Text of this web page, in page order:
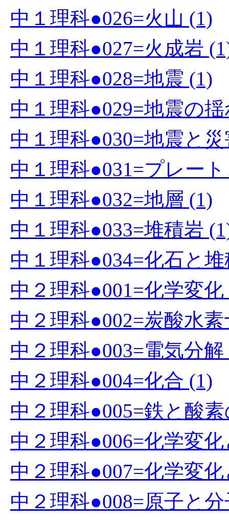
中１理科●026=火山 (1)
中１理科●027=火成岩
中１理科●028=地震 (1)
中１理科●029=地震の
中１理科●030=地震と災
中１理科●031=プレー
中１理科●032=地層 (1)
中１理科●033=堆積岩
中１理科●034=化石と
中２理科●001=化学変化
中２理科●002=炭酸水
中２理科●003=電気分解
中２理科●004=化合 (1)
中２理科●005=鉄と酸
中２理科●006=化学変
中２理科●007=化学変
中２理科●008=原子と分